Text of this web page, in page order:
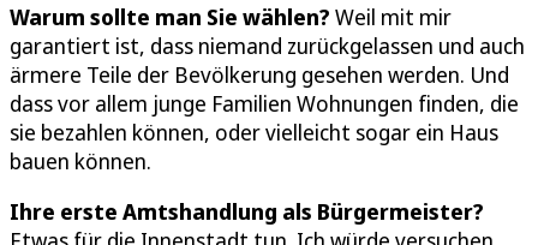
Warum sollte man Sie wählen? Weil mit mir
garantiert ist, dass niemand zurückgelassen und auch
ärmere Teile der Bevölkerung gesehen werden. Und
dass vor allem junge Familien Wohnungen finden, die
sie bezahlen können, oder vielleicht sogar ein Haus
bauen können.
Ihre erste Amtshandlung als Bürgermeister?